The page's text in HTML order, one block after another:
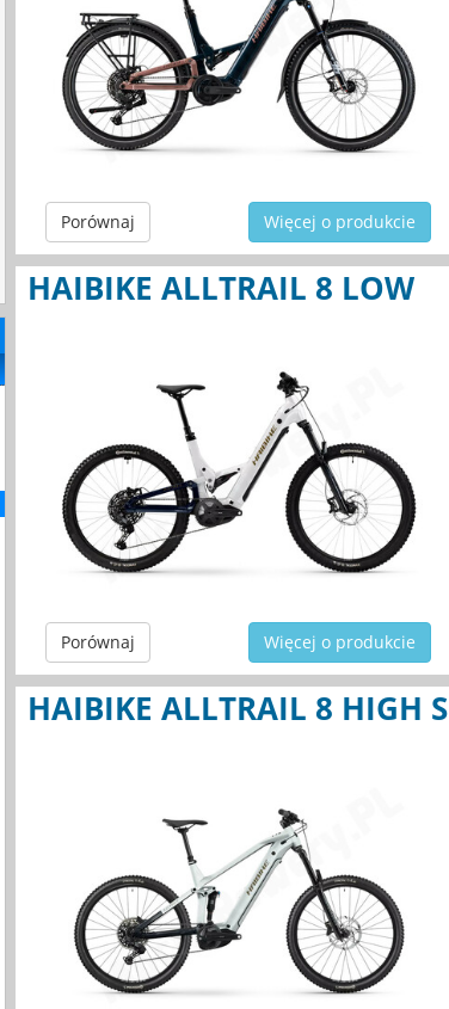
Porównaj Więcej o produkcie
HAIBIKE ALLTRAIL 8 LOW
Porównaj Więcej o produkcie
HAIBIKE ALLTRAIL 8 HIGH S